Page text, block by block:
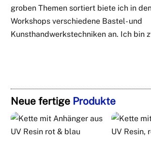
groben Themen sortiert biete ich in
Workshops verschiedene Bastel- und
Kunsthandwerkstechniken an. Ich bin
Neue fertige Produkte